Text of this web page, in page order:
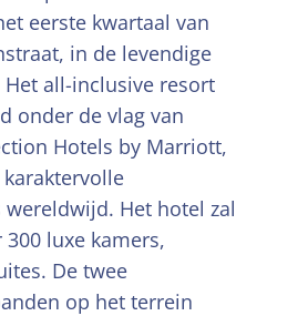
eerste kwartaal van
in de levendige
all-inclusive resort
onder de vlag van
Hotels by Marriott,
Het hotel zal
luxe kamers,
De twee
op het terrein